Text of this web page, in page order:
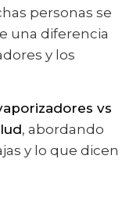
personas se
una diferencia
y los
vs
, abordando
y lo que dicen